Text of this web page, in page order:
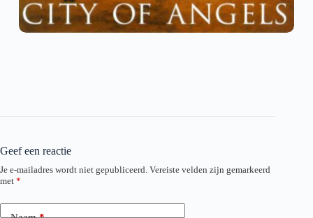
Geef een reactie
Je e-mailadres wordt niet gepubliceerd. Vereiste velden zijn gemarkeerd
met *